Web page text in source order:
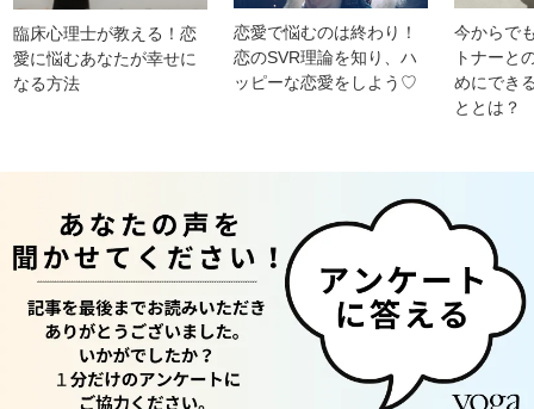
臨床心理士が教える！恋
愛に悩むあなたが幸せに
なる方法
恋愛で悩むのは終わり！
恋のSVR理論を知り、ハ
ッピーな恋愛をしよう♡
今からで
トナーと
めにでき
ととは？